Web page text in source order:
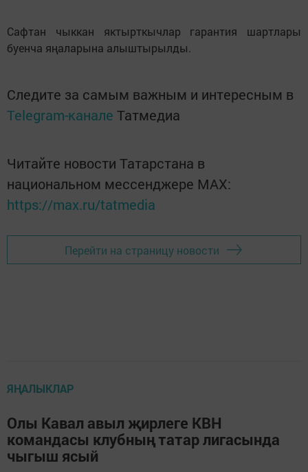
Сафтан чыккан яктырткычлар гарантия шартлары
буенча яңаларына алыштырылды.
Следите за самым важным и интересным в
Telegram-канале Татмедиа
Читайте новости Татарстана в
национальном мессенджере MАХ:
https://max.ru/tatmedia
Перейти на страницу новости
ЯҢАЛЫКЛАР
Олы Кавал авыл җирлеге КВН
командасы клубның татар лигасында
чыгыш ясый